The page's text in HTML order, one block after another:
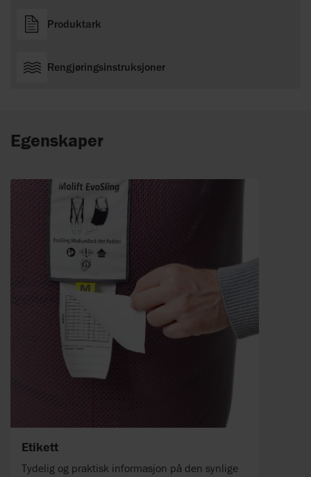
Produktark
Rengjøringsinstruksjoner
Egenskaper
Etikett
Tydelig og praktisk informasjon på den synlige